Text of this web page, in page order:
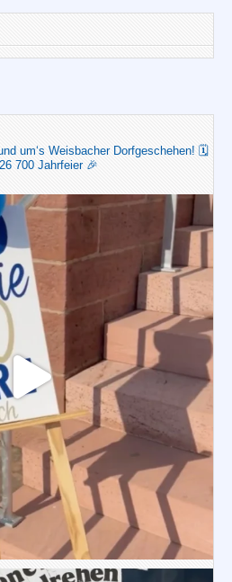
um‘s Weisbacher Dorfgeschehen! 🗓️
700 Jahrfeier 🎉